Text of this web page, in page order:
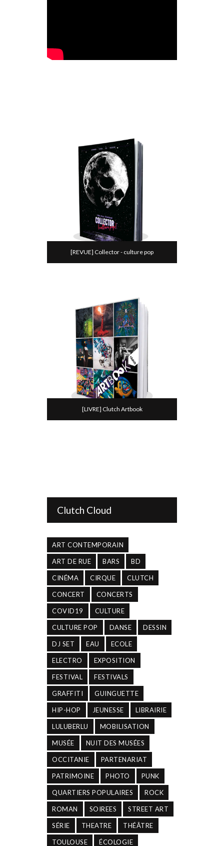
[REVUE] Collector - culture pop
[LIVRE] Clutch Artbook
Clutch Cloud
ART CONTEMPORAIN
ART DE RUE BARS BD
CINÉMA CIRQUE CLUTCH
CONCERT CONCERTS
COVID19 CULTURE
CULTURE POP DANSE DESSIN
DJ SET EAU ECOLE
ELECTRO EXPOSITION
FESTIVAL FESTIVALS
GRAFFITI GUINGUETTE
HIP-HOP JEUNESSE LIBRAIRIE
LULUBERLU MOBILISATION
MUSÉE NUIT DES MUSÉES
OCCITANIE PARTENARIAT
PATRIMOINE PHOTO PUNK
QUARTIERS POPULAIRES ROCK
ROMAN SOIREES STREET ART
SÉRIE THEATRE THÉÂTRE
TOULOUSE ÉCOLOGIE